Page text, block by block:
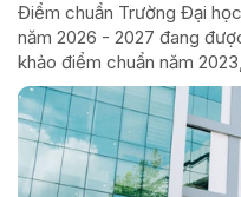
Điểm chuẩn Trường Đại
năm 2026 - 2027 đang
khảo điểm chuẩn năm